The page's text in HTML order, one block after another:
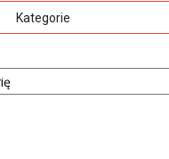
Kategorie